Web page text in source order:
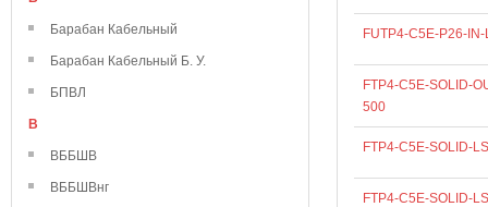
Барабан Кабельный
Барабан Кабельный Б. У.
БПВЛ
В
ВББШВ
ВББШВнг
FUTP4-C5E-P26-
FTP4-C5E-SOLID-
500
FTP4-C5E-SOLID-
FTP4-C5E-SOLID-